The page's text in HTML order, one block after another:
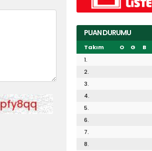
PUAN DURUMU
Takım O G B
1.
2.
3.
4.
5.
6.
7.
8.